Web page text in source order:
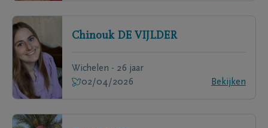
Chinouk DE VIJLDER
Wichelen - 26 jaar
02/04/2026
Bekijken